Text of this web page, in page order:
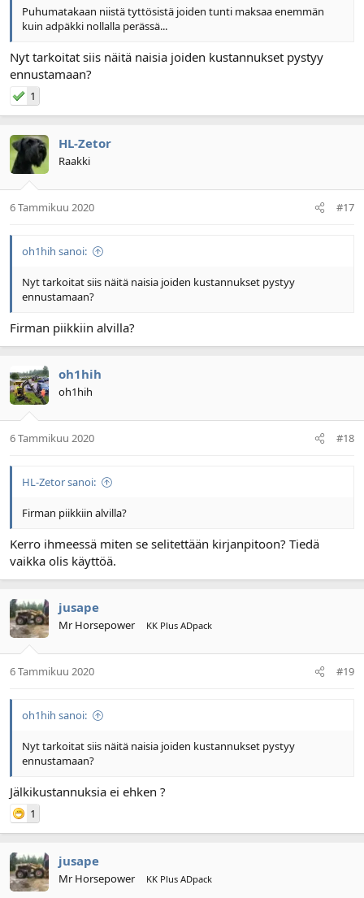
Puhumatakaan niistä tyttösistä joiden tunti maksaa enemmän
kuin adpäkki nollalla perässä...
Nyt tarkoitat siis näitä naisia joiden kustannukset pystyy
ennustamaan?
1
HL-Zetor
Raakki
6 Tammikuu 2020 #17
oh1hih sanoi:
Nyt tarkoitat siis näitä naisia joiden kustannukset pystyy
ennustamaan?
Firman piikkiin alvilla?
oh1hih
oh1hih
6 Tammikuu 2020 #18
HL-Zetor sanoi:
Firman piikkiin alvilla?
Kerro ihmeessä miten se selitettään kirjanpitoon? Tiedä
vaikka olis käyttöä.
jusape
Mr Horsepower KK Plus ADpack
6 Tammikuu 2020 #19
oh1hih sanoi:
Nyt tarkoitat siis näitä naisia joiden kustannukset pystyy
ennustamaan?
Jälkikustannuksia ei ehken ?
1
jusape
Mr Horsepower KK Plus ADpack